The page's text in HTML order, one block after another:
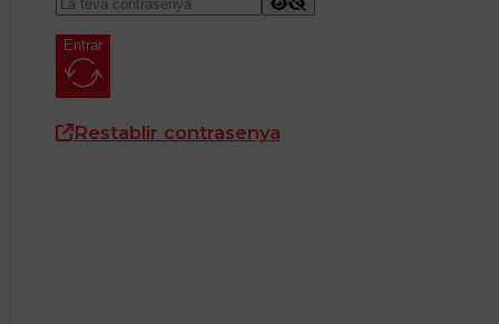
Entrar
Restablir contrasenya